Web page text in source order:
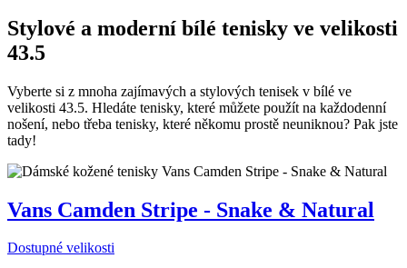
Stylové a moderní bílé tenisky ve velikosti
43.5
Vyberte si z mnoha zajímavých a stylových tenisek v bílé ve
velikosti 43.5. Hledáte tenisky, které můžete použít na každodenní
nošení, nebo třeba tenisky, které někomu prostě neuniknou? Pak jste
tady!
Vans Camden Stripe - Snake & Natural
Dostupné velikosti